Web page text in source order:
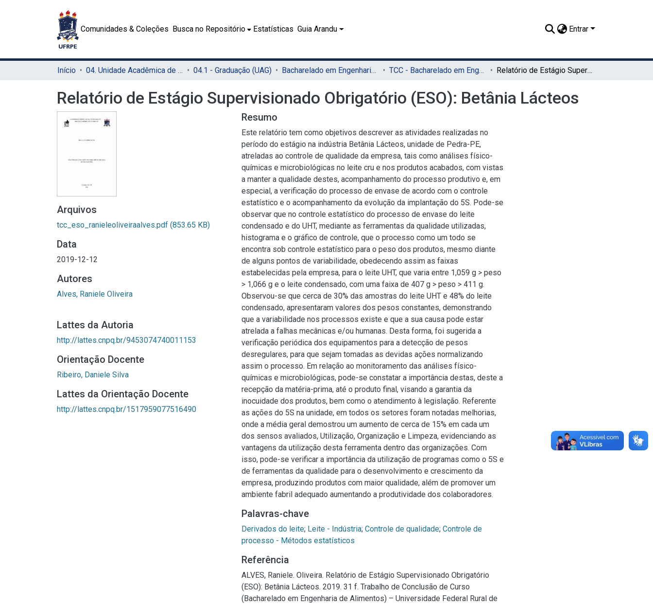
Comunidades & Coleções Busca no Repositório Estatísticas Guia Arandu Entrar
Início 04. Unidade Acadêmica de Garanhuns (UAG) 04.1 - Graduação (UAG) Bacharelado em Engenharia de Alimentos (UAG) TCC - Bacharelado em Engenharia de Alimentos (UAG) Relatório de Estágio Supervisionado Obrigatório (ESO): Betânia Lácteos
Relatório de Estágio Supervisionado Obrigatório (ESO): Betânia Lácteos
Arquivos
tcc_eso_ranieleoliveiraalves.pdf (853.65 KB)
Data
2019-12-12
Autores
Alves, Raniele Oliveira
Lattes da Autoria
http://lattes.cnpq.br/9453074740011153
Orientação Docente
Ribeiro, Daniele Silva
Lattes da Orientação Docente
http://lattes.cnpq.br/1517959077516490
Resumo
Este relatório tem como objetivos descrever as atividades realizadas no
período do estágio na indústria Betânia Lácteos, unidade de Pedra-PE,
atreladas ao controle de qualidade da empresa, tais como análises físico-
químicas e microbiológicas no leite cru e nos produtos acabados, com vistas
a manter a qualidade destes, acompanhamento do processo produtivo e, em
especial, a verificação do processo de envase de acordo com o controle
estatístico e o acompanhamento da evolução da implantação do 5S. Pode-se
observar que no controle estatístico do processo de envase do leite
condensado e do UHT, mediante as ferramentas da qualidade utilizadas,
histograma e o gráfico de controle, que o processo como um todo se
encontra sob controle estatístico para o peso dos produtos, mesmo diante
de alguns pontos de variabilidade, obedecendo assim as faixas
estabelecidas pela empresa, para o leite UHT, que varia entre 1,059 g > peso
> 1,066 g e o leite condensado, com uma faixa de 407 g > peso > 411 g.
Observou-se que cerca de 30% das amostras do leite UHT e 48% do leite
condensado, apresentaram valores dos pesos constantes, demonstrando
que a variabilidade nos processos existe e que a sua causa pode estar
atrelada a falhas mecânicas e/ou humanas. Desta forma, foi sugerida a
verificação periódica dos equipamentos para a detecção de pesos
desregulares, para que sejam tomadas as devidas ações normalizando
assim o processo. Em relação ao monitoramento das análises físico-
químicas e microbiológicas, pode-se constatar a importância destas, deste a
recepção da matéria-prima, até o produto final, visando a garantia da
inocuidade dos produtos, bem como o atendimento à legislação. Referente
as ações do 5S na unidade, em todos os setores foram notadas melhorias,
onde a média geral demostrou um aumento de cerca de 15% em cada um
dos sensos avaliados, Utilização, Organização e Limpeza, evidenciando as
vantagens da utilização desta ferramenta dentro das organizações. Com
isso, pode-se verificar a importância da utilização de programas como o 5S e
de ferramentas da qualidade para o desenvolvimento e crescimento da
empresa, produzindo produtos com maior qualidade, além de promover um
ambiente fabril adequado aumentando a produtividade dos colaboradores.
Palavras-chave
Derivados do leite; Leite - Indústria; Controle de qualidade; Controle de
processo - Métodos estatísticos
Referência
ALVES, Raniele. Oliveira. Relatório de Estágio Supervisionado Obrigatório
(ESO): Betânia Lácteos. 2019. 31 f. Trabalho de Conclusão de Curso
(Bacharelado em Engenharia de Alimentos) – Universidade Federal Rural de